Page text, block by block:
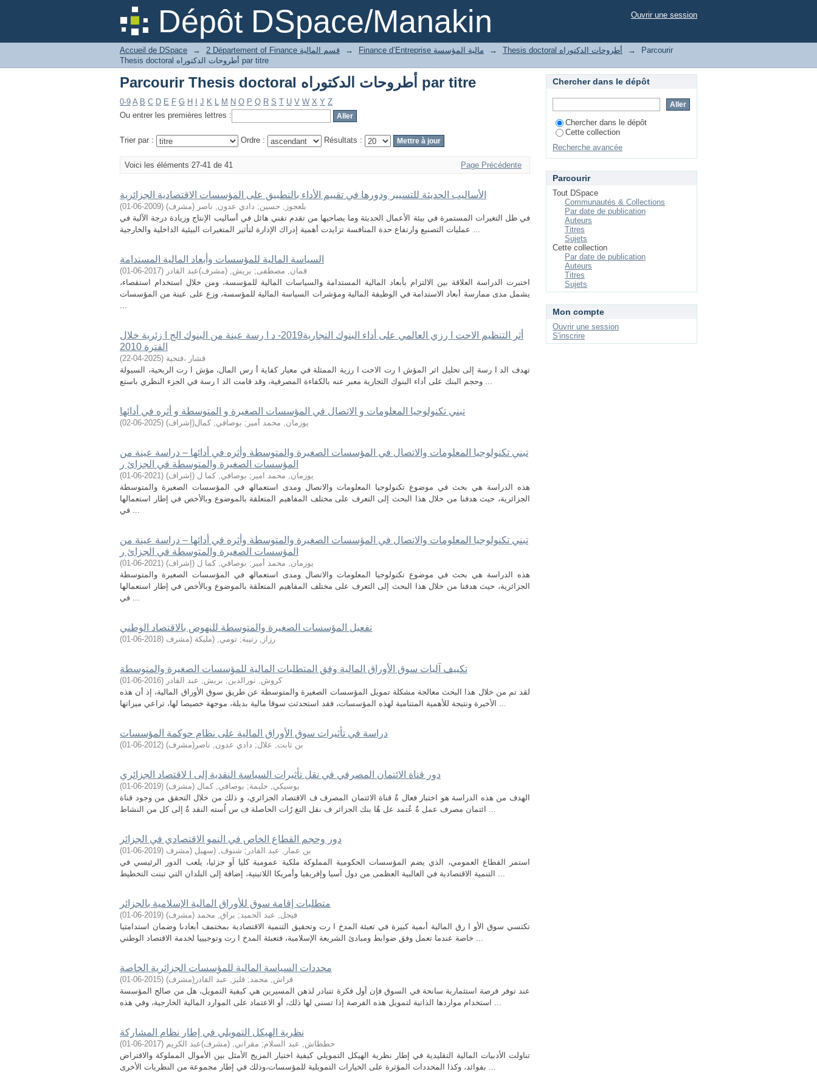
Dépôt DSpace/Manakin
Parcourir Thesis doctoral أطروحات الدكتوراه par titre Ouvrir une session
Accueil de DSpace → 2 Département of Finance قسم المالية → Finance d’Entreprise مالية المؤسسة → Thesis doctoral أطروحات الدكتوراه →
Parcourir
Thesis doctoral أطروحات الدكتوراه par titre
Parcourir Thesis doctoral أطروحات الدكتوراه par titre
0-9 A B C D E F G H J K L M N O P Q R S T U V W X Y Z
Ou entrer les premières lettres :
Trier par : Ordre : Résultats :
Voici les éléments 27-41 de 41 Page Précédente
الأساليب الحديثة للتسيير ودورها في تقييم الأداء بالتطبيق على المؤسسات الاقتصادية الجزائرية
بلعجوز, حسين; دادي عدون, ناصر (مشرف) (
2009-06-01
)
في ظل التغيرات المستمرة في بيئة الأعمال الحديثة وما يصاحبها من تقدم تقني هائل في أساليب الإنتاج وزيادة درجة الآلية في
عمليات التصنيع وارتفاع حدة المنافسة تزايدت أهمية إدراك الإدارة لتأثير المتغيرات البيئية الداخلية والخارجية ...
السياسة المالية للمؤسسات وأبعاد المالية المستدامة
قمان, مصطفى; بريش, (مشرف)عبد القادر (
2017-06-01
)
اختبرت الدراسة العلاقة بين الالتزام بأبعاد المالية المستدامة والسياسات المالية للمؤسسة، ومن خلال استخدام استقصاء،
يشمل مدى ممارسة أبعاد الاستدامة في الوظيفة المالية ومؤشرات السياسة المالية للمؤسسة، وزع على عينة من المؤسسات
...
أثر التنظيم الاحت ا رزي العالمي على أداء البنوك التجارية2019- د ا رسة عينة من البنوك الج ا زئرية خلال
الفترة 2010
قشار ،فتحية (
2025-04-22
)
تهدف الد ا رسة إلى تحليل اثر المؤش ا رت الاحت ا رزية الممثلة في معيار كفاية أ رس المال، مؤش ا رت الربحية، السيولة
وحجم البنك على أداء البنوك التجارية معبر عنه بالكفاءة المصرفية، وقد قامت الد ا رسة في الجزء النظري باستع ...
تبني تكنولوجيا المعلومات و الاتصال في المؤسسات الصغيرة و المتوسطة و أثره في أدائها
يوزمان, محمد أمير ; بوصافي, كمال(إشراف) (
2025-06-02
)
تبني تكنولوجیا المعلومات والاتصال في المؤسسات الصغیرة والمتوسطة وأثره في أدائھا – دراسة عینة من
المؤسسات الصغیرة والمتوسطة في الجزائ ر
یوزمان, محمد امیر ; بوصافي, كما ل (إشراف) (
2021-06-01
)
ھذه الدراسة ھي بحث في موضوع تكنولوجیا المعلومات والاتصال ومدى استعمالھ في المؤسسات الصغیرة والمتوسطة
الجزائریة، حیث ھدفنا من خلال ھذا البحث إلى التعرف على مختلف المفاھیم المتعلقة بالموضوع وبالأخص في إطار استعمالھا
في ...
تبني تكنولوجیا المعلومات والاتصال في المؤسسات الصغیرة والمتوسطة وأثره في أدائھا – دراسة عینة من
المؤسسات الصغیرة والمتوسطة في الجزائ ر
یوزمان, محمد أمير ; بوصافي, كما ل (إشراف) (
2021-06-01
)
ھذه الدراسة ھي بحث في موضوع تكنولوجیا المعلومات والاتصال ومدى استعمالھ في المؤسسات الصغیرة والمتوسطة
الجزائریة، حیث ھدفنا من خلال ھذا البحث إلى التعرف على مختلف المفاھیم المتعلقة بالموضوع وبالأخص في إطار استعمالھا
في ...
تفعيل المؤسسات الصغيرة والمتوسطة للنهوض بالاقتصاد الوطني
رزاز, رتيبة; تومي, (مليكة (مشرف (
2018-06-01
)
تكییف آلیات سوق الأوراق المالیة وفق المتطلبات المالیة للمؤسسات الصغیرة والمتوسطة
كروش, نورالدین; بریش, عبد القادر (
2016-06-01
)
لقد تم من خلال هذا البحث معالجة مشكلة تمويل المؤسسات الصغيرة والمتوسطة عن طريق سوق الأوراق المالية، إذ أن هذه
الأخيرة ونتيجة للأهمية المتنامية لهذه المؤسسات، فقد استحدثت سوقا مالية بديلة، موجهة خصيصا لها، تراعي ميزاتها ...
دراسة في تأثيرات سوق الأوراق المالية على نظام حوكمة المؤسسات
بن ثابت, علال; دادي عدون, ناصر(مشرف) (
2012-06-01
)
دور قناة الائتمان المصرفي في نقل تأثيرات السياسة النقدية إلى ا لاقتصاد الجزائري
بوسيكي, حليمة; بوصافي, كمال (مشرف) (
2019-06-01
)
الهدف من هذه الدراسة هو اختبار فعال ةٌ قناة الائتمان المصرف ف الاقتصاد الجزائري، و ذلك من خلال التحقق من وجود قناة
ائتمان مصرف عمل ةٌ عٌتمد عل هٌا بنك الجزائر ف نقل التغ رٌات الحاصلة ف س اٌسته النقد ةٌ إلى كل من النشاط ...
دور وحجم القطاع الخاص في النمو الاقتصادي في الجزائر
بن عمار, عبد القادر ; شنوف, (سهيل (مشرف (
2019-06-01
)
استمر القطاع العمومي، الذي يضم المؤسسات الحكومية المملوكة ملكية عمومية كليا آو جزئيا، يلعب الدور الرئيسي في
التنمية الاقتصادية في الغالبية العظمى من دول آسيا وإفريقيا وأمريكا اللاتينية، إضافة إلى البلدان التي تبنت التخطيط ...
متطلبات إقامة سوق للأوراق المالية الإسلامية بالجزائر
فيجل, عبد الحميد; براق, محمد (مشرف) (
2019-06-01
)
تكتسي سوق الأو ا رق المالية أىمية كبيرة في تعبئة المدخ ا رت وتحقيق التنمية الاقتصادية بمختمف أبعادىا وضمان استدامتيا
خاصة عندما تعمل وفق ضوابط ومبادئ الشريعة الإسلامية، فتعبئة المدخ ا رت وتوجيييا لخدمة الاقتصاد الوطني ...
محددات السياسة المالية للمؤسسات الجزائرية الخاصة
قراش, محمد; قليز, عبد القادر(مشرف) (
2015-06-01
)
عند توفر فرصة استثمارية سانحة في السوق فإن أول فكرة تتبادر لذهن المسيرين هي كيفية التمويل، هل من صالح المؤسسة
استخدام مواردها الذاتية لتمويل هذه الفرصة إذا تسنى لها ذلك، أو الاعتماد على الموارد المالية الخارجية، وفي هذه ...
نظرية الهيكل التمويلي في إطار نظام المشاركة
حططاش, عبد السلام; مقراني, (مشرف)عبد الكريم (
2017-06-01
)
تناولت الأدبيات المالية التقليدية في إطار نظرية الهيكل التمويلي كيفية اختيار المزيج الأمثل بين الأموال المملوكة والاقتراض
بفوائد، وكذا المحددات المؤثرة على الخيارات التمويلية للمؤسسات،وذلك في إطار مجموعة من النظريات الأخرى ...
Chercher dans le dépôt
Chercher dans le dépôt
Cette collection
Recherche avancée
Parcourir
Tout DSpace
Communautés & Collections
Par date de publication
Auteurs
Titres
Sujets
Cette collection
Par date de publication
Auteurs
Titres
Sujets
Mon compte
Ouvrir une session
S'inscrire